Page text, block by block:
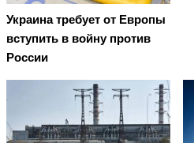
Украина требует от Европы
вступить в войну против
России